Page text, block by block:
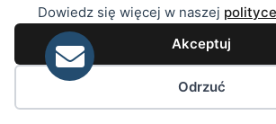
Dowiedz się więcej w naszej
Akceptuj
Odrzuć
Preferencje pliku ciasteczka
Warunki i
ExtraPortfel wymaga
obywatelstwa/miejsca zamieszkania
ważnego dowodu osobistego,